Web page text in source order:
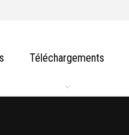
Téléchargements